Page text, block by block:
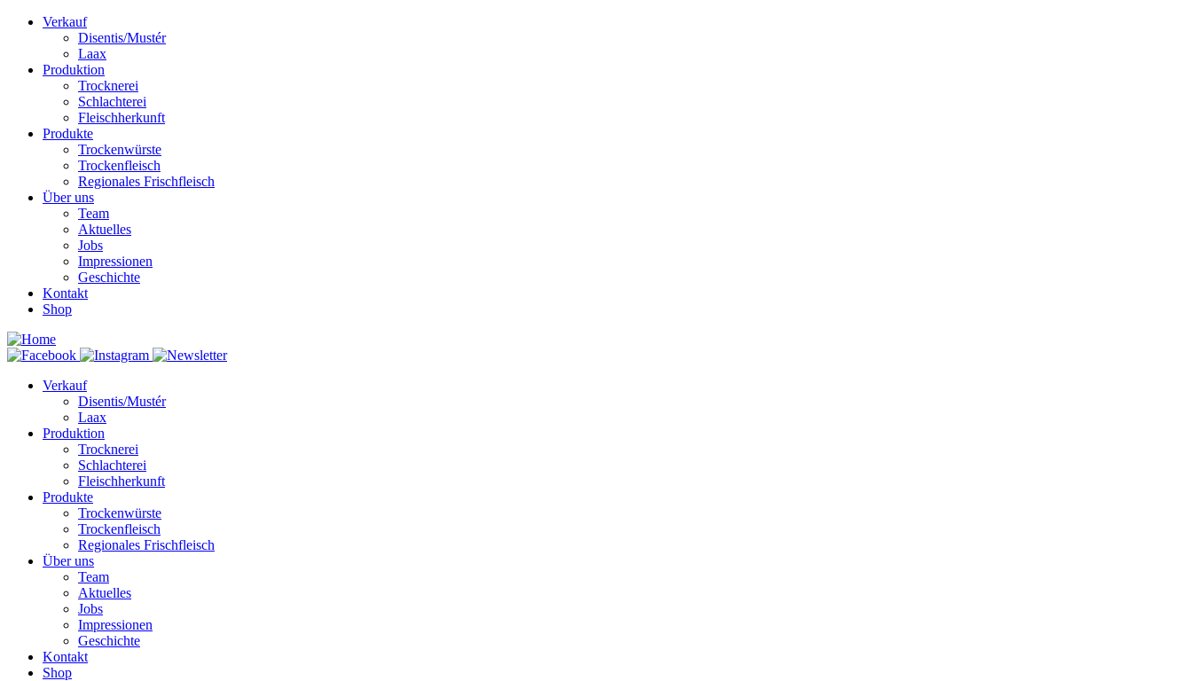
Verkauf
Disentis/Mustér
Laax
Produktion
Trocknerei
Schlachterei
Fleischherkunft
Produkte
Trockenwürste
Trockenfleisch
Regionales Frischfleisch
Über uns
Team
Aktuelles
Jobs
Impressionen
Geschichte
Kontakt
Shop
Verkauf
Disentis/Mustér
Laax
Produktion
Trocknerei
Schlachterei
Fleischherkunft
Produkte
Trockenwürste
Trockenfleisch
Regionales Frischfleisch
Über uns
Team
Aktuelles
Jobs
Impressionen
Geschichte
Kontakt
Shop